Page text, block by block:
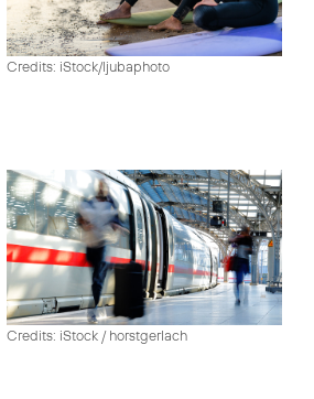
Credits: iStock/ljubaphoto
Credits: iStock / horstgerlach